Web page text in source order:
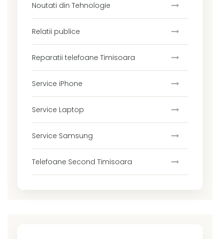
Noutati din Tehnologie
Relatii publice
Reparatii telefoane Timisoara
Service iPhone
Service Laptop
Service Samsung
Telefoane Second Timisoara